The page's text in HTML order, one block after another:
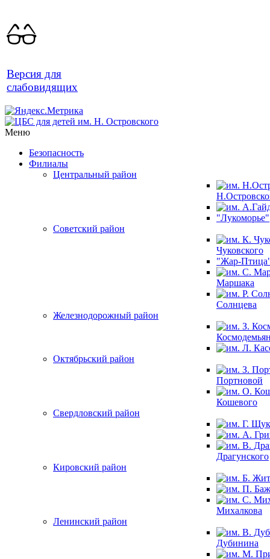
Версия для
слабовидящих
Меню
Безопасность
Филиалы
Центральный район
"Лукоморье"
Советский район
Чуковского
"Жар-
Маршака
Солнцева
Железнодорожный район
Октябрьский район
Портновой
Кошевого
Свердловский район
Драгунского
Кировский район
Михалкова
Ленинский район
Дубинина